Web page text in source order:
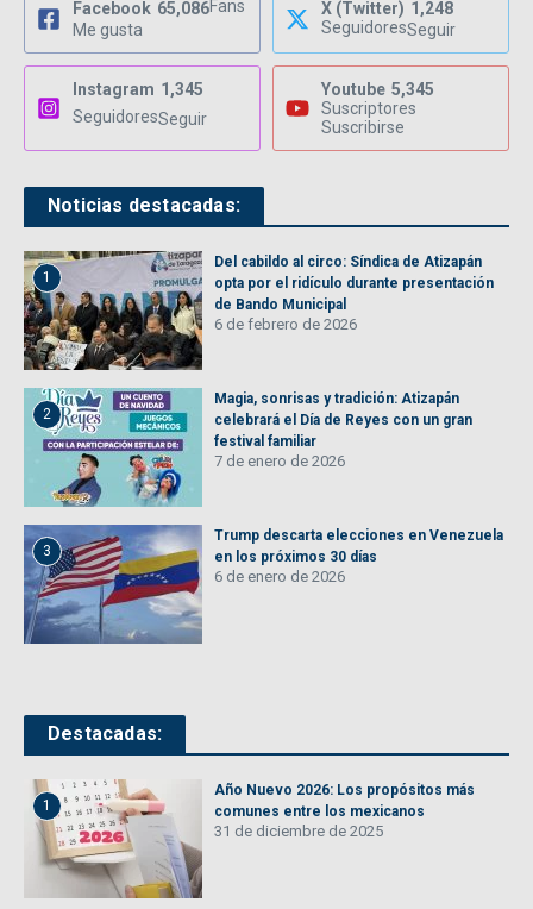
Facebook 65,086Fans
Me gusta
X (Twitter) 1,248
SeguidoresSeguir
Instagram 1,345
SeguidoresSeguir
Youtube 5,345
Suscriptores
Suscribirse
Noticias destacadas:
1
Del cabildo al circo: Síndica de Atizapán
opta por el ridículo durante presentación
de Bando Municipal
6 de febrero de 2026
2
Magia, sonrisas y tradición: Atizapán
celebrará el Día de Reyes con un gran
festival familiar
7 de enero de 2026
3
Trump descarta elecciones en Venezuela
en los próximos 30 días
6 de enero de 2026
Destacadas:
1
Año Nuevo 2026: Los propósitos más
comunes entre los mexicanos
31 de diciembre de 2025